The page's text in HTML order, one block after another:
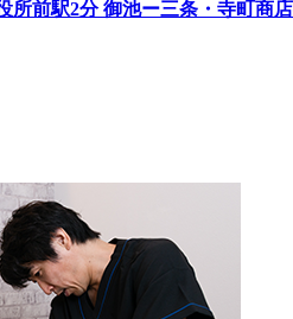
所前駅2分 御池ー三条・寺町商